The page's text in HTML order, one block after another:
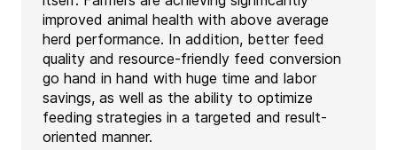
improved animal health with above average
herd performance. In addition, better feed
quality and resource-friendly feed conversion
go hand in hand with huge time and labor
savings, as well as the ability to optimize
feeding strategies in a targeted and result-
oriented manner.